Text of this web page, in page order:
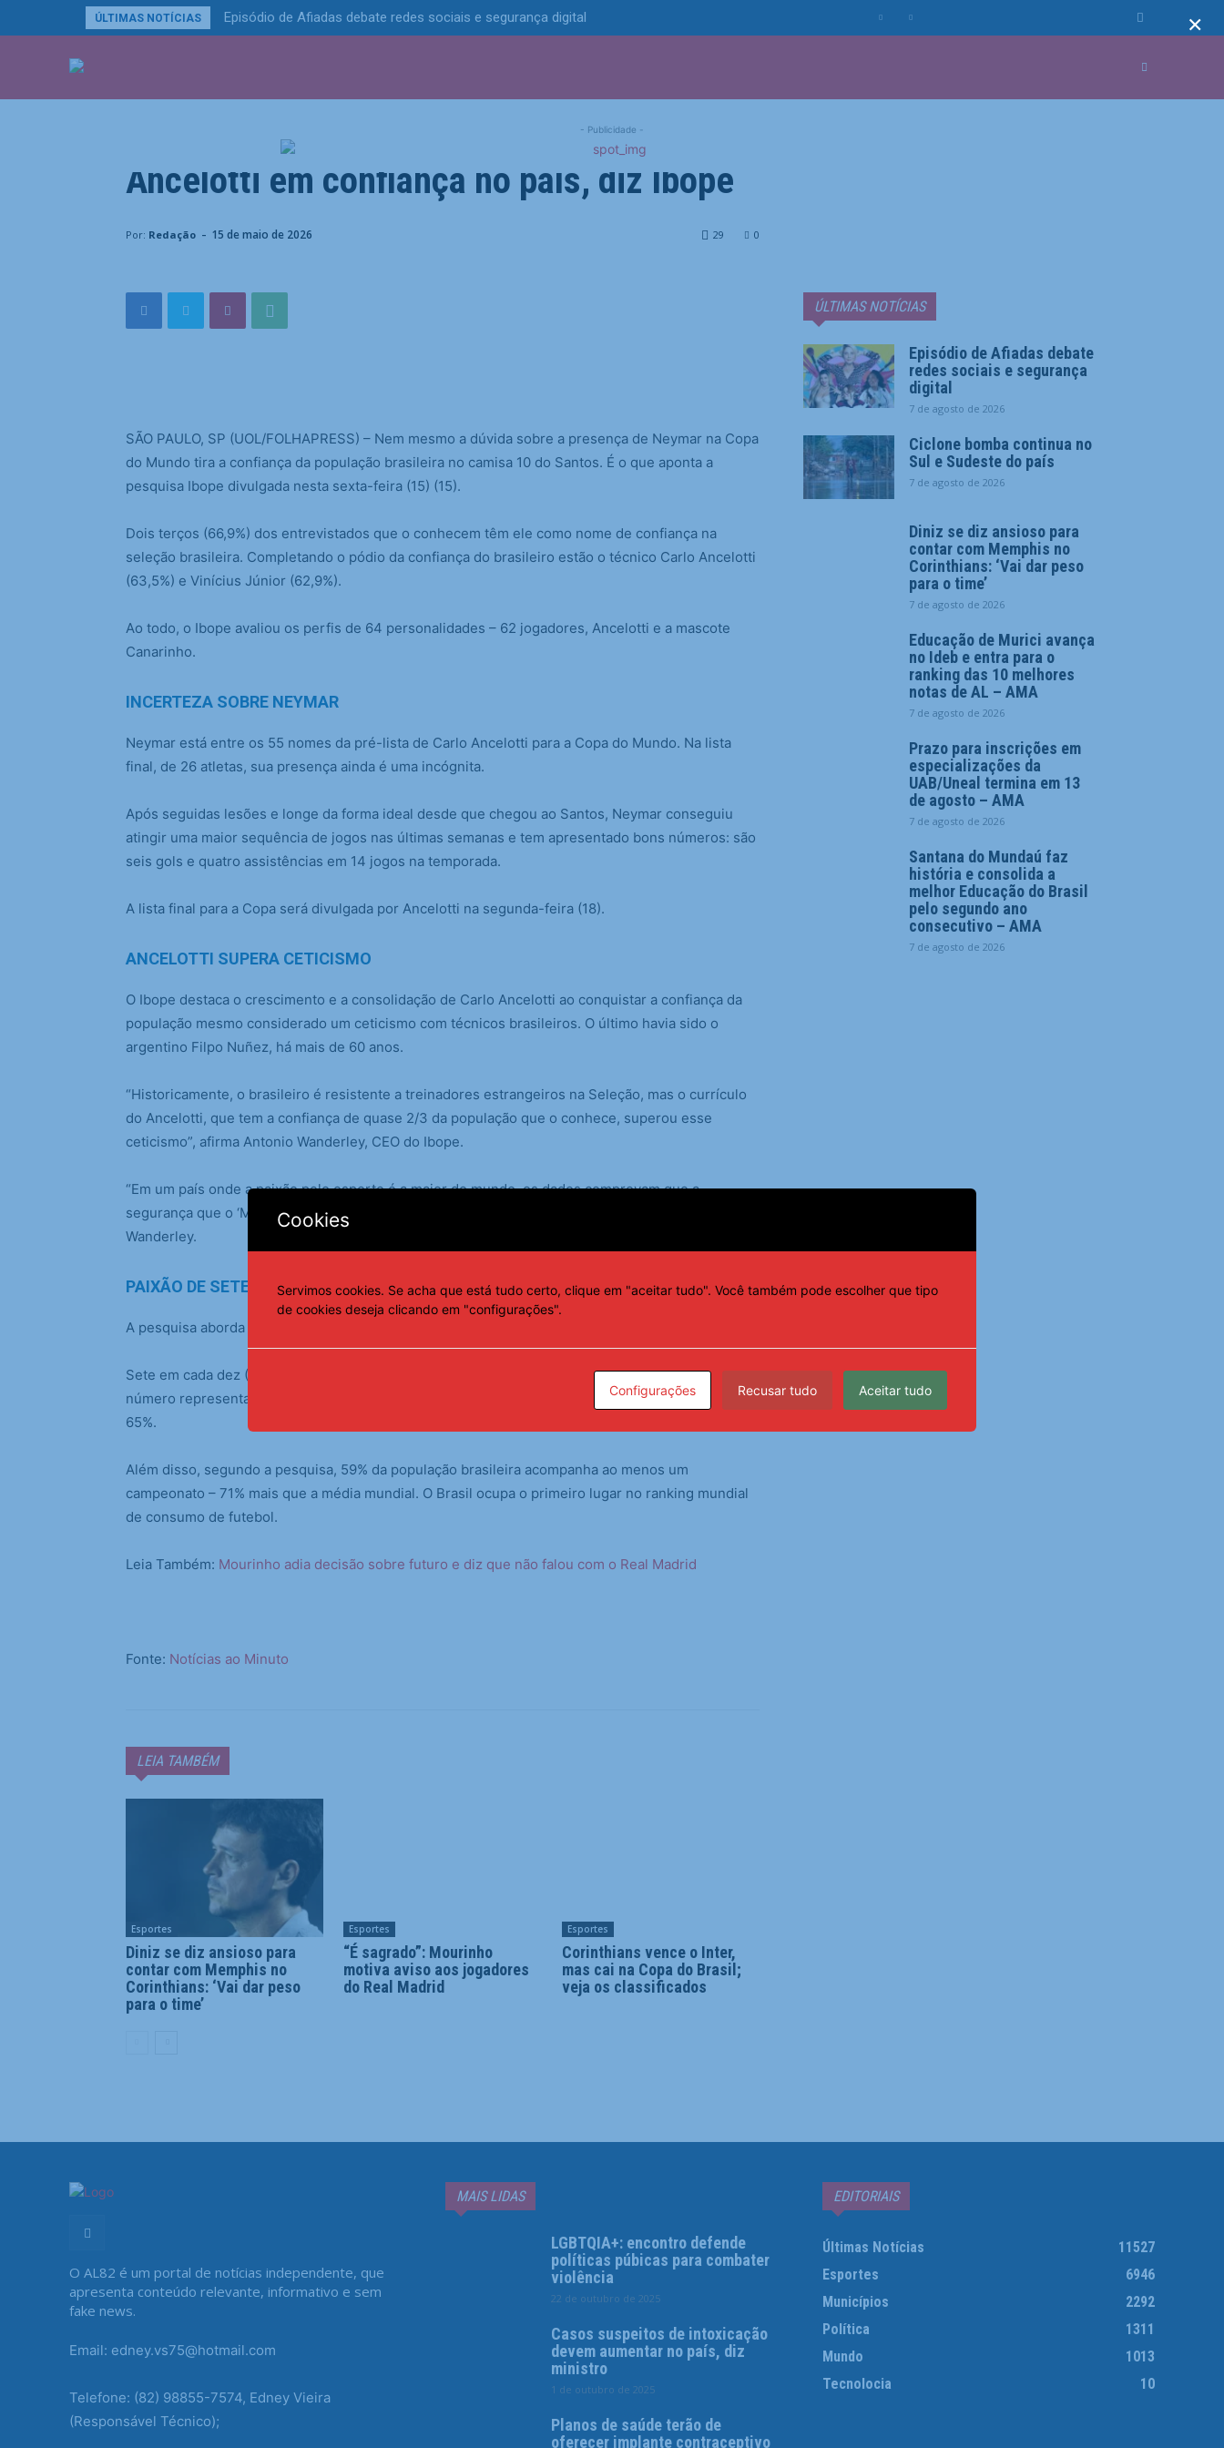
ÚLTIMAS NOTÍCIAS Episódio de Afiadas debate redes sociais e segurança digital
- Publicidade -
Esportes
Incerteza na Copa, Neymar supera
Ancelotti em confiança no país, diz Ibope
Por: Redação - 15 de maio de 2026 0
29
SÃO PAULO, SP (UOL/FOLHAPRESS) – Nem mesmo a dúvida sobre a presença de Neymar na Copa
do Mundo tira a confiança da população brasileira no camisa 10 do Santos. É o que aponta a
pesquisa Ibope divulgada nesta sexta-feira (15) (15).
Dois terços (66,9%) dos entrevistados que o conhecem têm ele como nome de confiança na
seleção brasileira. Completando o pódio da confiança do brasileiro estão o técnico Carlo Ancelotti
(63,5%) e Vinícius Júnior (62,9%).
Ao todo, o Ibope avaliou os perfis de 64 personalidades – 62 jogadores, Ancelotti e a mascote
Canarinho.
INCERTEZA SOBRE NEYMAR
Neymar está entre os 55 nomes da pré-lista de Carlo Ancelotti para a Copa do Mundo. Na lista
final, de 26 atletas, sua presença ainda é uma incógnita.
Após seguidas lesões e longe da forma ideal desde que chegou ao Santos, Neymar conseguiu
atingir uma maior sequência de jogos nas últimas semanas e tem apresentado bons números: são
seis gols e quatro assistências em 14 jogos na temporada.
A lista final para a Copa será divulgada por Ancelotti na segunda-feira (18).
ANCELOTTI SUPERA CETICISMO
O Ibope destaca o crescimento e a consolidação de Carlo Ancelotti ao conquistar a confiança da
população mesmo considerado um ceticismo com técnicos brasileiros. O último havia sido o
argentino Filpo Nuñez, há mais de 60 anos.
“Historicamente, o brasileiro é resistente a treinadores estrangeiros na Seleção, mas o currículo
do Ancelotti, que tem a confiança de quase 2/3 da população que o conhece, superou esse
ceticismo”, afirma Antonio Wanderley, CEO do Ibope.
“Em um país onde a paixão pelo esporte é a maior do mundo, os dados comprovam que a
segurança que o ‘Mister’ transmite é o ativo mais sólido do time nesta sexta-feira (15)”, conclui
Wanderley.
PAIXÃO DE SETE EM CADA DEZ BRASILEIROS
A pesquisa aborda também a capilaridade do futebol como fenômeno cultural no Brasil.
Sete em cada dez (73%) dos brasileiros se declaram fãs de futebol, de acordo com o Ibope. O
número representa um crescimento, já que em 2014, no último levantamento do instituto, era de
65%.
Além disso, segundo a pesquisa, 59% da população brasileira acompanha ao menos um
campeonato – 71% mais que a média mundial. O Brasil ocupa o primeiro lugar no ranking mundial
de consumo de futebol.
Leia Também: Mourinho adia decisão sobre futuro e diz que não falou com o Real Madrid
Fonte: Notícias ao Minuto
LEIA TAMBÉM
Esportes
Diniz se diz ansioso para
contar com Memphis no
Corinthians: ‘Vai dar peso
para o time’
Esportes
“É sagrado”: Mourinho
motiva aviso aos jogadores
do Real Madrid
Esportes
Corinthians vence o Inter,
mas cai na Copa do Brasil;
veja os classificados
ÚLTIMAS NOTÍCIAS
Episódio de Afiadas debate
redes sociais e segurança
digital
7 de agosto de 2026
Ciclone bomba continua no
Sul e Sudeste do país
7 de agosto de 2026
Diniz se diz ansioso para
contar com Memphis no
Corinthians: ‘Vai dar peso
para o time’
7 de agosto de 2026
Educação de Murici avança
no Ideb e entra para o
ranking das 10 melhores
notas de AL – AMA
7 de agosto de 2026
Prazo para inscrições em
especializações da
UAB/Uneal termina em 13
de agosto – AMA
7 de agosto de 2026
Santana do Mundaú faz
história e consolida a
melhor Educação do Brasil
pelo segundo ano
consecutivo – AMA
7 de agosto de 2026
O AL82 é um portal de notícias independente, que
apresenta conteúdo relevante, informativo e sem
fake news.
Email: edney.vs75@hotmail.com
Telefone: (82) 98855-7574, Edney Vieira
(Responsável Técnico);
MAIS LIDAS
LGBTQIA+: encontro defende
políticas púbicas para combater
violência
22 de outubro de 2025
Casos suspeitos de intoxicação
devem aumentar no país, diz
ministro
1 de outubro de 2025
Planos de saúde terão de
oferecer implante contraceptivo
EDITORIAIS
Últimas Notícias
11527
Esportes
6946
Municípios
2292
Política
1311
Mundo
1013
Tecnolocia
10
×
Cookies
Servimos cookies. Se acha que está tudo certo, clique em "aceitar tudo". Você também pode escolher que tipo
de cookies deseja clicando em "configurações".
Configurações Recusar tudo Aceitar tudo